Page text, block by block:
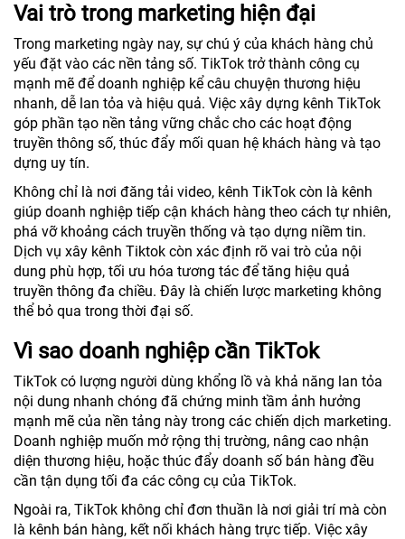
Vai trò trong marketing hiện đại
Trong marketing ngày nay, sự chú ý của khách hàng chủ
yếu đặt vào các nền tảng số. TikTok trở thành công cụ
mạnh mẽ để doanh nghiệp kể câu chuyện thương hiệu
nhanh, dễ lan tỏa và hiệu quả. Việc xây dựng kênh TikTok
góp phần tạo nền tảng vững chắc cho các hoạt động
truyền thông số, thúc đẩy mối quan hệ khách hàng và tạo
dựng uy tín.
Không chỉ là nơi đăng tải video, kênh TikTok còn là kênh
giúp doanh nghiệp tiếp cận khách hàng theo cách tự nhiên,
phá vỡ khoảng cách truyền thống và tạo dựng niềm tin.
Dịch vụ xây kênh Tiktok còn xác định rõ vai trò của nội
dung phù hợp, tối ưu hóa tương tác để tăng hiệu quả
truyền thông đa chiều. Đây là chiến lược marketing không
thể bỏ qua trong thời đại số.
Vì sao doanh nghiệp cần TikTok
TikTok có lượng người dùng khổng lồ và khả năng lan tỏa
nội dung nhanh chóng đã chứng minh tầm ảnh hưởng
mạnh mẽ của nền tảng này trong các chiến dịch marketing.
Doanh nghiệp muốn mở rộng thị trường, nâng cao nhận
diện thương hiệu, hoặc thúc đẩy doanh số bán hàng đều
cần tận dụng tối đa các công cụ của TikTok.
Ngoài ra, TikTok không chỉ đơn thuần là nơi giải trí mà còn
là kênh bán hàng, kết nối khách hàng trực tiếp. Việc xây